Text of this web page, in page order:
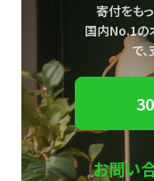
寄付をも
国内No.1の
で、
お問い